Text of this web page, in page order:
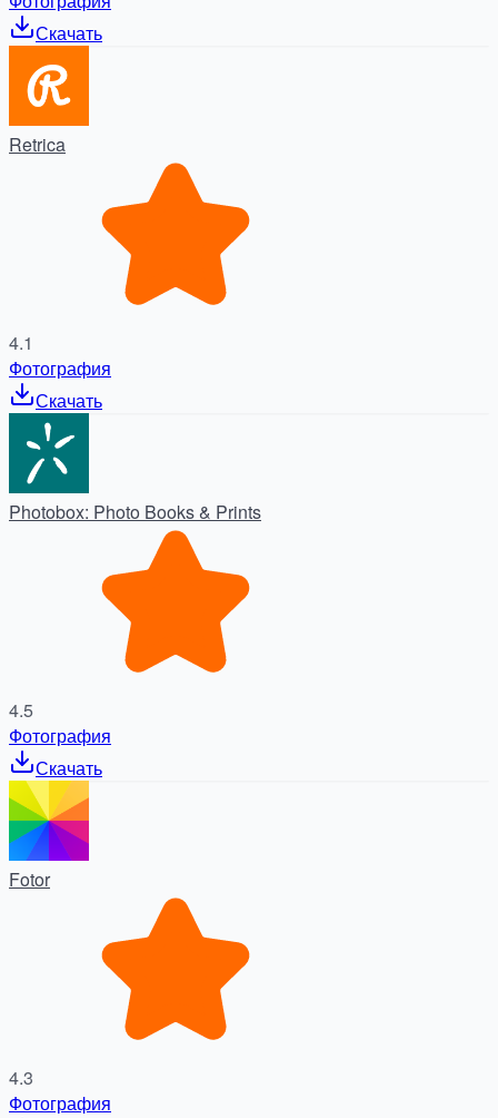
Скачать
Retrica
4.1
Фотография
Скачать
Photobox: Photo Books & Prints
4.5
Фотография
Скачать
Fotor
4.3
Фотография